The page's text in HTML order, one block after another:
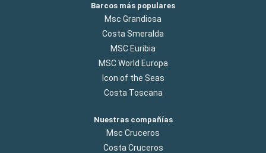
Barcos más populares
Msc Grandiosa
Costa Smeralda
MSC Euribia
MSC World Europa
Icon of the Seas
Costa Toscana
Nuestras compañías
Msc Cruceros
Costa Cruceros